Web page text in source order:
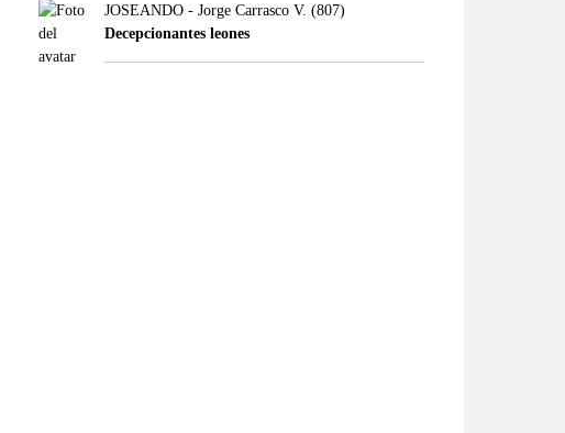
JOSEANDO - Jorge Carrasco V. (807)
Decepcionantes leones